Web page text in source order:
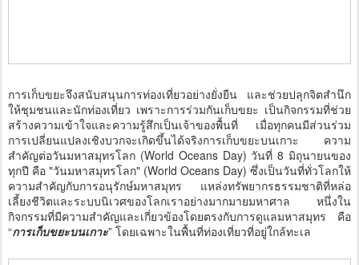
การเก็บขยะจึงสนับสนุนการท่องเที่ยวอย่างยั่งยืน และช่วยปลุกจิตสำนึก
ให้ชุมชนและนักท่องเที่ยว เพราะการร่วมกันเก็บขยะ เป็นกิจกรรมที่ช่วย
สร้างความเข้าใจและความรู้สึกเป็นเจ้าของพื้นที่ เมื่อทุกคนมีส่วนร่วม
การเปลี่ยนแปลงเชิงบวกจะเกิดขึ้นได้จริงการเก็บขยะบนเกาะ ความ
สำคัญต่อวันมหาสมุทรโลก (World Oceans Day) วันที่ 8 มิถุนายนของ
ทุกปี คือ "วันมหาสมุทรโลก" (World Oceans Day) ซึ่งเป็นวันที่ทั่วโลกให้
ความสำคัญกับการอนุรักษ์มหาสมุทร แหล่งทรัพยากรธรรมชาติที่หล่อ
เลี้ยงชีวิตและระบบนิเวศของโลกเราอย่างมากมายมหาศาล หนึ่งใน
กิจกรรมที่มีความสำคัญและเกี่ยวข้องโดยตรงกับการดูแลมหาสมุทร คือ
“การเก็บขยะบนเกาะ” โดยเฉพาะในพื้นที่ท่องเที่ยวที่อยู่ใกล้ทะเล